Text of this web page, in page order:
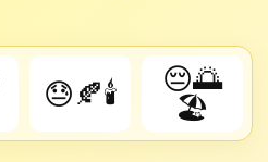
😓🍂🕯️
😔🌅
🏖️